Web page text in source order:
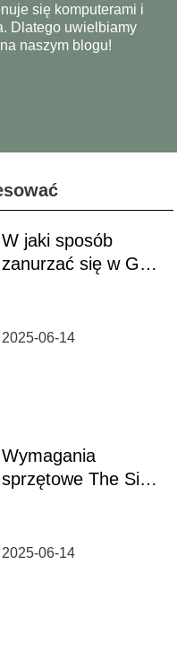
się komputerami i
Dlatego uwielbiamy
naszym blogu!
W jaki sposób
zanurzać się w GTA
2025-06-14
Wymagania
sprzętowe The Sims
2025-06-14